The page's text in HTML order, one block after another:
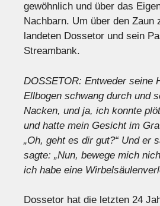
gewöhnlich und über das
Nachbarn. Um über den Zaun
landeten Dossetor und sein
Streambank.
DOSSETOR: Entweder seine
Ellbogen schwang durch und
Nacken, und ja, ich konnte
und hatte mein Gesicht im
„Oh, geht es dir gut?“ Und er
sagte: „Nun, bewege mich
ich habe eine
Dossetor hat die letzten 24